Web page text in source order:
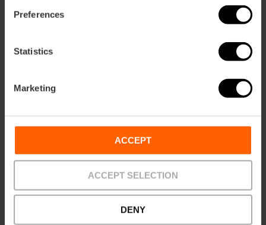
Preferences
Statistics
Marketing
ACCEPT
ACCEPT SELECTION
DENY